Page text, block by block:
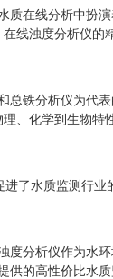
质在线分析中扮
线浊度分析仪的
总铁分析仪为代
、化学到生物特
了水质监测行业
度分析仪作为水
供的高性价比水